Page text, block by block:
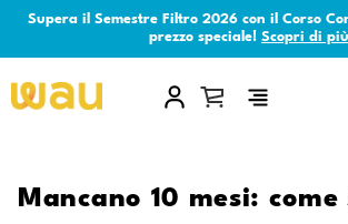
Supera il Semestre Filtro 2026 con il Corso
prezzo speciale! Scopri di più
×
Mancano 10 mesi: